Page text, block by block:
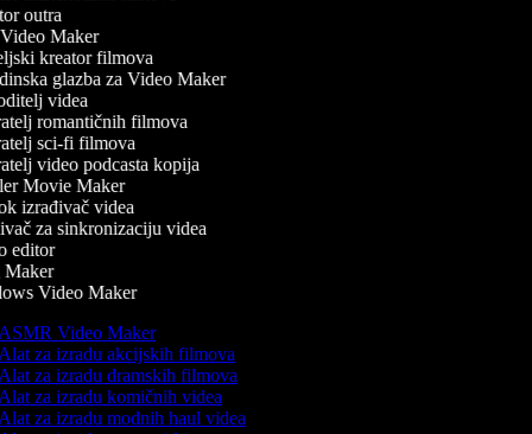
outra
Maker
kreator filmova
glazba za Video Maker
videa
romantičnih filmova
sci-fi filmova
video podcasta kopija
Movie Maker
izrađivač videa
za sinkronizaciju videa
editor
Video Maker
Video Maker
za izradu akcijskih filmova
za izradu dramskih filmova
za izradu komičnih videa
za izradu modnih haul videa